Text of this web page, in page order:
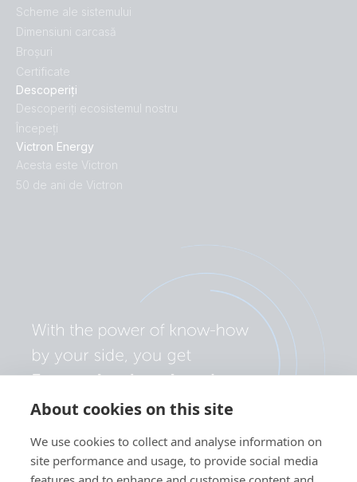
About cookies on this site
We use cookies to collect and analyse information on
site performance and usage, to provide social media
Descoperiți
Descoperiți ecosistemul nostru
Începeți
Victron Energy
Acesta este Victron
50 de ani de Victron
Scheme ale sistemului
Dimensiuni carcasă
Broșuri
Certificate